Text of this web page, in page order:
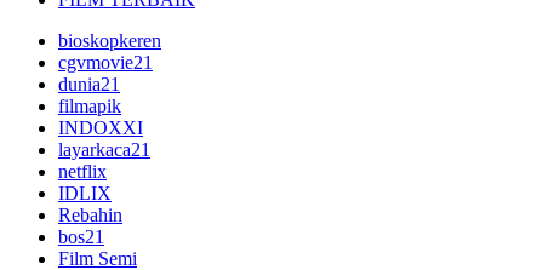
bioskopkeren
cgvmovie21
dunia21
filmapik
INDOXXI
layarkaca21
netflix
IDLIX
Rebahin
bos21
Film Semi